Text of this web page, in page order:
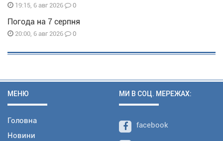
19:15, 6 авг 2026 0
Погода на 7 серпня
20:00, 6 авг 2026 0
МЕНЮ
Головна
Новини
МИ В СОЦ. МЕРЕЖАХ:
facebook